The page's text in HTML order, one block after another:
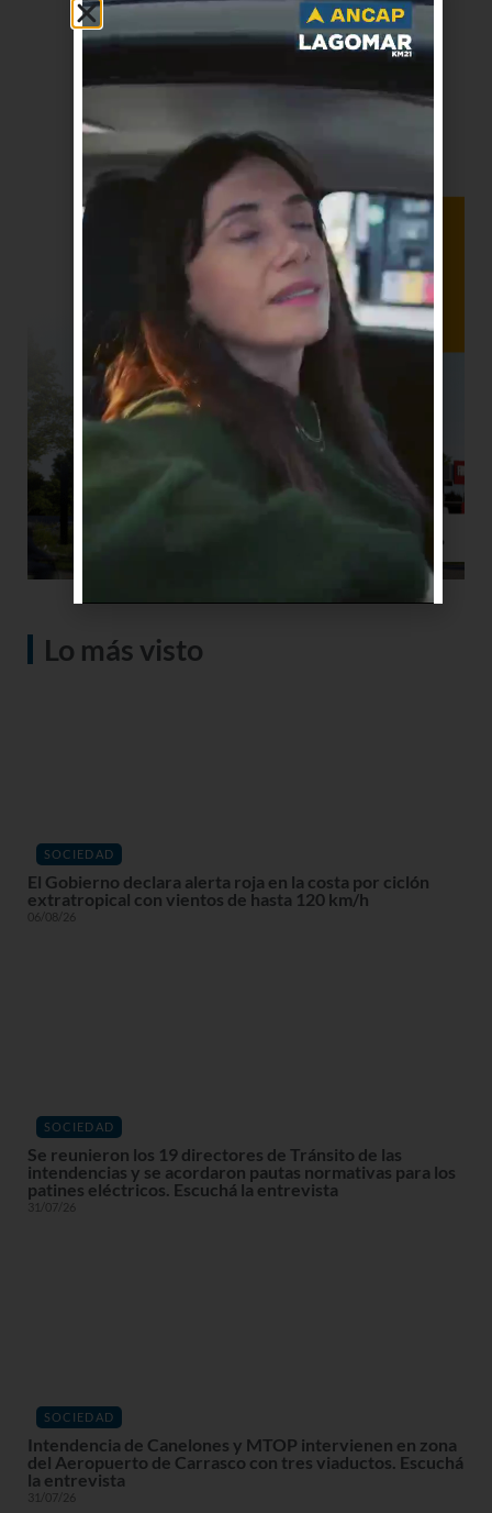
Lo más visto
SOCIEDAD
El Gobierno declara alerta roja en la costa por ciclón
extratropical con vientos de hasta 120 km/h
06/08/26
SOCIEDAD
Se reunieron los 19 directores de Tránsito de las
intendencias y se acordaron pautas normativas para los
patines eléctricos. Escuchá la entrevista
31/07/26
SOCIEDAD
Intendencia de Canelones y MTOP intervienen en zona
del Aeropuerto de Carrasco con tres viaductos. Escuchá
la entrevista
31/07/26